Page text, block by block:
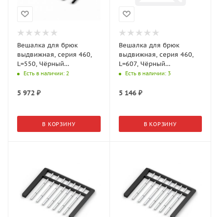
Вешалка для брюк
выдвижная, серия 460,
L=550, Чёрный
WA0337.VP055.BK0PC.CI
Есть в наличии: 2
5 972 ₽
В КОРЗИНУ
Вешалка для брюк
выдвижная, серия 460,
L=607, Чёрный
WA0411.VP060.BK0PC.CI
Есть в наличии: 3
5 146₽
В КОРЗИНУ